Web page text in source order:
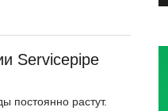
Servicepipe
постоянно растут.